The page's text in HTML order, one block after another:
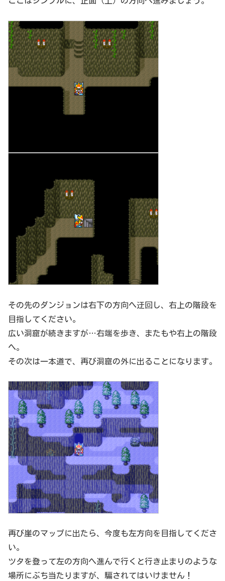
その先のダンジョンは右下の方向へ迂回し、右上の階段を
目指してください。
広い洞窟が続きますが…右端を歩き、またもや右上の階段
へ。
その次は一本道で、再び洞窟の外に出ることになります。
再び崖のマップに出たら、今度も左方向を目指してくださ
い。
ツタを登って左の方向へ進んで行くと行き止まりのような
場所にぶち当たりますが、騙されてはいけません！